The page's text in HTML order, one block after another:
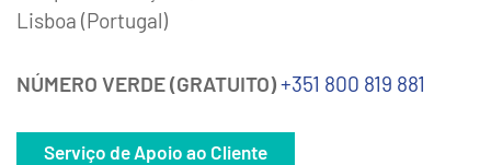
Lisboa (Portugal)
NÚMERO VERDE (GRATUITO)+351 800 819 881
Serviço de Apoio ao Cliente